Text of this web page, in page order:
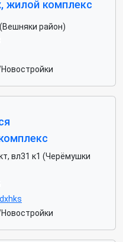
жилой комплекс
район)
вл31 к1 (Черёмушки